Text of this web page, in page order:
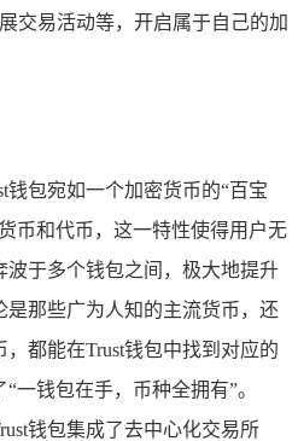
交易活动等，开启属于自己的加
钱包宛如一个加密货币的“百宝
币和代币，这一特性使得用户无
波于多个钱包之间，极大地提升
是那些广为人知的主流货币，还
都能在Trust钱包中找到对应的
一钱包在手，币种全拥有”。
钱包集成了去中心化交易所